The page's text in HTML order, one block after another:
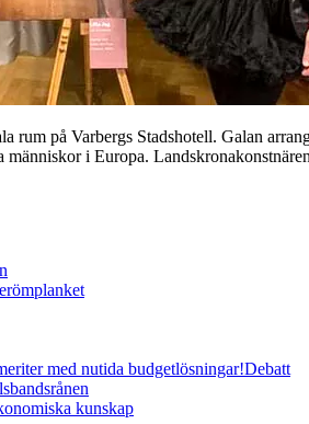
rum på Varbergs Stadshotell. Galan
i Europa.
planket
med nutida budgetlösningar!Debatt
kunskap